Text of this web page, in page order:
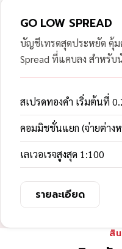
GO LOW SPREAD
บัญชีเทรดสุดประหยัด คุ้
Spread ที่แคบลง สำหรับ
สเปรดทองคำ เริ่มต้นที่
คอมมิชชั่นแยก (จ่ายต่าง
เลเวอเรจสูงสุด 1:100
รายละเอียด
สิ